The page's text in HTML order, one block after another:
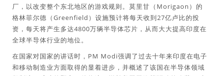
厂，以改变整个东北地区的游戏规则。莫里甘（Morigaon）的
格林菲尔德（Greenfield）设施预计将每天收到27亿卢比的投
资，每天将产生多达4800万辆半导体芯片，从而大大提高印度在
全球半导体行业的地位。
在国家对国家的讲话时，PM Modi强调了过去十年来印度在电子
和移动制造业方面取得的显着进步，并概述了该国在半导体领域